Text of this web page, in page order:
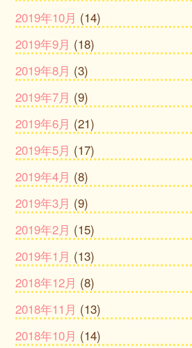
2019年10月 (14)
2019年9月 (18)
2019年8月 (3)
2019年7月 (9)
2019年6月 (21)
2019年5月 (17)
2019年4月 (8)
2019年3月 (9)
2019年2月 (15)
2019年1月 (13)
2018年12月 (8)
2018年11月 (13)
2018年10月 (14)